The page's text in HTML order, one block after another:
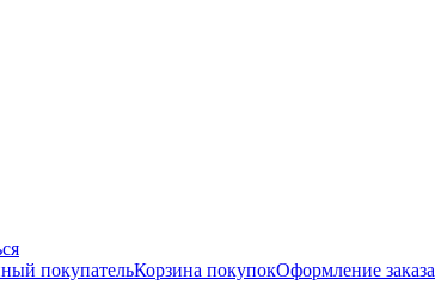
покупательКорзина покупокОформление заказа